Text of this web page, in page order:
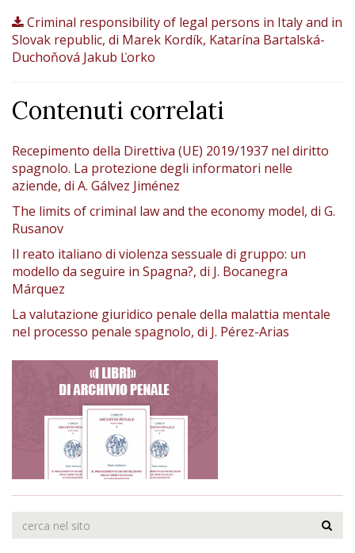
Criminal responsibility of legal persons in Italy and in
Slovak republic, di Marek Kordík, Katarína Bartalská-
Duchoňová Jakub Ľorko
Contenuti correlati
Recepimento della Direttiva (UE) 2019/1937 nel diritto
spagnolo. La protezione degli informatori nelle
aziende, di A. Gálvez Jiménez
The limits of criminal law and the economy model, di G.
Rusanov
Il reato italiano di violenza sessuale di gruppo: un
modello da seguire in Spagna?, di J. Bocanegra
Márquez
La valutazione giuridico penale della malattia mentale
nel processo penale spagnolo, di J. Pérez-Arias